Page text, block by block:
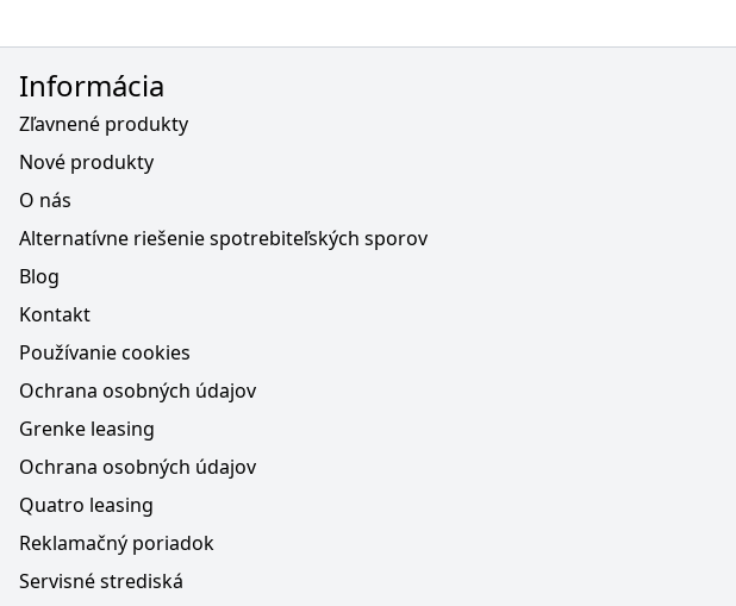
Informácia
Zľavnené produkty
Nové produkty
O nás
Alternatívne riešenie spotrebiteľských sporov
Blog
Kontakt
Používanie cookies
Ochrana osobných údajov
Grenke leasing
Ochrana osobných údajov
Quatro leasing
Reklamačný poriadok
Servisné strediská